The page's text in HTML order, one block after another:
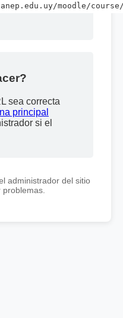
moodle/
sea correcta
principal
si el
administrador del sitio